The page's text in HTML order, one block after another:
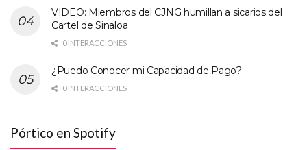
VIDEO: Miembros del CJNG humillan a sicarios del
Cartel de Sinaloa
0 INTERACCIONES
¿Puedo Conocer mi Capacidad de Pago?
0 INTERACCIONES
Pórtico en Spotify